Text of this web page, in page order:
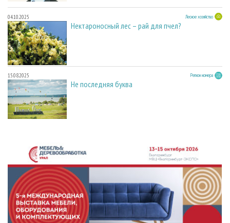
04.10.2025 Лесное хозяйство
Нектароносный лес – рай для пчел?
15.08.2025 Регион номера
Не последняя буква